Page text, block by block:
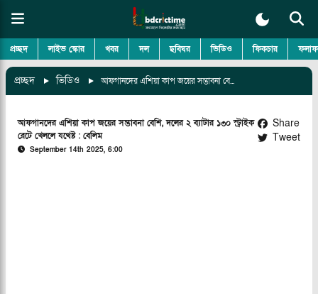
প্রচ্ছদ লাইভ স্কোর খবর দল ছবিঘর ভিডিও ফিকচার
প্রচ্ছদ ভিডিও আফগানদের এশিয়া কাপ জয়ের সম্ভাবনা বেশি, দলের ২ ব্যাটার ১৩০ স্ট্রাইক রেটে খেললে যথেষ্ট : বেলিম
আফগানদের এশিয়া কাপ জয়ের সম্ভাবনা বেশি, দলের ২ ব্যাটার ১৩০ স্ট্রাইক
রেটে খেললে যথেষ্ট : বেলিম
September 14th 2025, 6:00
Share
Tweet